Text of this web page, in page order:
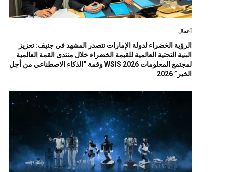
أعمال
الرؤية الخضراء لدولة الإمارات تتصدر المشهد في جنيف: تعزيز
البنية التحتية العالمية للقيمة الخضراء خلال منتدى القمة العالمية
لمجتمع المعلومات WSIS 2026 وقمة “الذكاء الاصطناعي من أجل
الخير” 2026